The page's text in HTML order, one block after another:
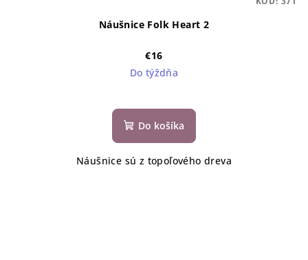
Náušnice Folk Heart 2
€16
Do týždňa
Do košíka
Náušnice sú z topoľového dreva